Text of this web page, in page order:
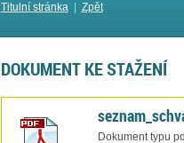
Titulní stránka| Zpět
DOKUMENT KE STAŽENÍ
Dokument typu